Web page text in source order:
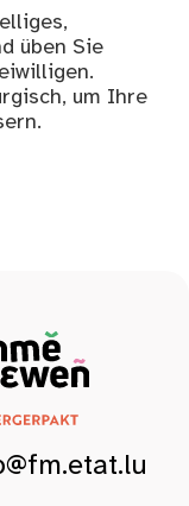
üben Sie
um Ihre